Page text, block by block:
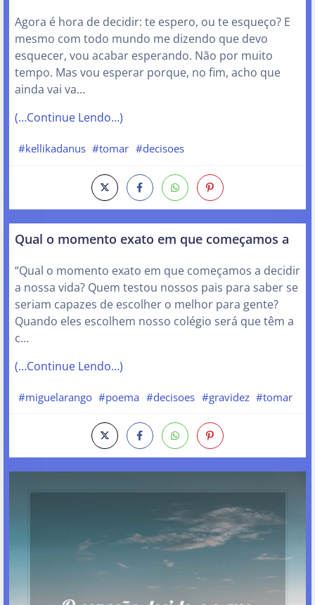
Agora é hora de decidir: te espero, ou te esqueço? E
mesmo com todo mundo me dizendo que devo
esquecer, vou acabar esperando. Não por muito
tempo. Mas vou esperar porque, no fim, acho que
ainda vai va…
(…Continue Lendo…)
#kellikadanus #tomar #decisoes
Qual o momento exato em que começamos a
“Qual o momento exato em que começamos a decidir
a nossa vida? Quem testou nossos pais para saber se
seriam capazes de escolher o melhor para gente?
Quando eles escolhem nosso colégio será que têm a
c…
(…Continue Lendo…)
#miguelarango #poema #decisoes #gravidez #tomar